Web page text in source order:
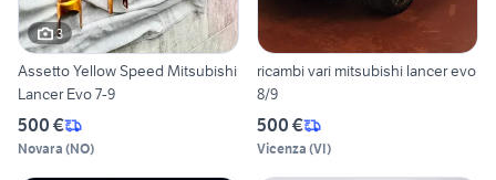
3
Assetto Yellow Speed Mitsubishi
Lancer Evo 7-9
500 €
Novara (NO)
ricambi vari mitsubishi lancer evo
8/9
500 €
Vicenza (VI)